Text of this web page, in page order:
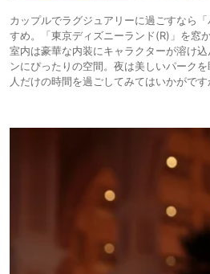
カップルでラグジュアリーに過ごすなら
すめ。「東京ディズニーランド(R)」を窓
室内は豪華な内装にキャラクターが溶け
ンにぴったりの空間。夜は美しいパーク
人だけの時間を過ごしてみてはいかがです